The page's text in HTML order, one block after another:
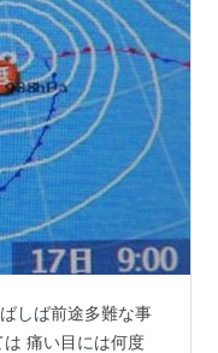
しば前途多難な事
痛い目には何度